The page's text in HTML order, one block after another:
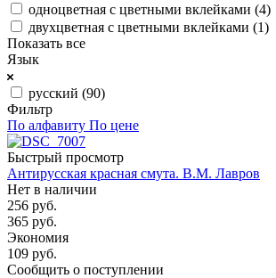
одноцветная с цветными вклейками (4)
двухцветная с цветными вклейками (1)
Показать все
Язык
русский (90)
Фильтр
По алфавиту По цене
Быстрый просмотр
Антирусская красная смута. В.М. Лавров
Нет в наличии
256 руб.
365 руб.
Экономия
109 руб.
Сообщить о поступлении